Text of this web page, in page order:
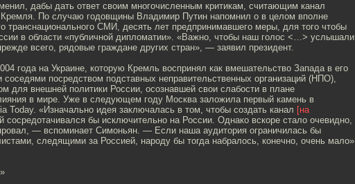
дабы дать ответ своим многочисленным критикам, считающим канал
Кремля. По случаю годовщины Владимир Путин напомнил о в целом вполне
транснационального СМИ, десять лет предпринимавшего меры, для того чтобы
в области «публичной дипломатии». «Важно, чтобы наш голос <…> услышали
всего, рядовые граждане других стран», — заявил президент.
года на Украине, которую Кремль воспринял как вмешательство Запада в его
посредством подставных неправительственных организаций (НПО),
для внешней политики России, осознавшей свои слабости в плане
в мире. Уже в следующем году Москва заложила первый камень в
Today. «Изначально идея заключалась в том, чтобы создать канал [на
сосредотачивался бы исключительно на России. Однако вскоре стало очевидно,
— вспоминает Симоньян. — Если наша аудитория ограничилась бы
следящими за Россией, народу бы тогда набралось, конечно, очень мало»